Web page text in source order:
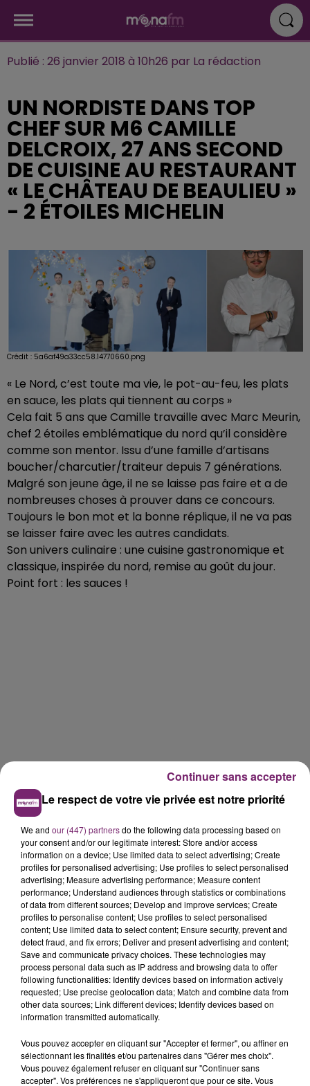
Publié : 26 janvier 2018 à 10h26 par La rédaction
UN NORDISTE DANS TOP
CHEF SUR M6 CAMILLE
DELCROIX, 27 ANS SECOND
DE CUISINE AU RESTAURANT
« LE CHÂTEAU DE BEAULIEU »
- 2 ÉTOILES MICHELIN
Crédit : 5a6af49a33cc58.14770660.png
« Le Nord, c’est toute ma vie, le pot-au-feu, les plats
en sauce, les plats qui tiennent au corps »
Cela fait 5 ans que Camille travaille avec Marc Meurin,
chef 2 étoiles emblématique du nord qu’il considère
comme son mentor. Issu d’une famille d’artisans
boucher/charcutier/traiteur depuis 7 générations.
Malgré son jeune âge, il ne se laisse pas faire et a de
nombreuses choses à prouver dans ce concours.
Toujours le bon mot et la bonne réplique, il ne va pas
se laisser faire avec les autres candidats.
Son univers culinaire : une cuisine gastronomique et
classique, inspirée du nord, remise au goût du jour.
Point fort : les sauces !
La Bulle - Guinguette éphémère
de Frelinghien !
Le respect de votre vie privée est notre priorité
We and our (447) partnersdo the following data processing based on
your consent and/or our legitimate interest: Store and/or access
information on a device; Use limited data to select advertising; Create
profiles for personalised advertising; Use profiles to select personalised
advertising; Measure advertising performance; Measure content
performance; Understand audiences through statistics or combinations
of data from different sources; Develop and improve services; Create
profiles to personalise content; Use profiles to select personalised
content; Use limited data to select content; Ensure security, prevent and
detect fraud, and fix errors; Deliver and present advertising and content;
Save and communicate privacy choices. These technologies may
process personal data such as IP address and browsing data to offer
following functionalities: Identify devices based on information actively
requested; Use precise geolocation data; Match and combine data from
other data sources; Link different devices; Identify devices based on
information transmitted automatically.
Vous pouvez accepter en cliquant sur "Accepter et fermer", ou affiner en
sélectionnant les finalités et/ou partenaires dans "Gérer mes choix".
Vous pouvez également refuser en cliquant sur "Continuer sans
accepter". Vos préférences ne s'appliqueront que pour ce site. Vous
Continuer sans accepter